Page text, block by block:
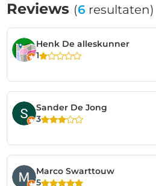
Reviews (6 resultaten)
Henk De alleskunner
1
Sander De Jong
3
Marco Swarttouw
5